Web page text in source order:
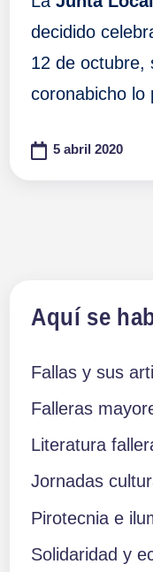
decidido
12 de octubre,
coronabicho lo
5 abril 2020
entradas
Aquí se
Fallas y sus
Falleras
Literatura
Jornadas
Pirotecnia e
Solidaridad y